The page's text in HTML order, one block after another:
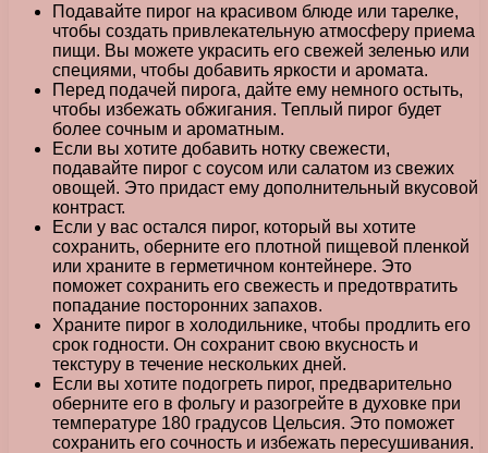
Подавайте пирог на красивом блюде или тарелке,
чтобы создать привлекательную атмосферу приема
пищи. Вы можете украсить его свежей зеленью или
специями, чтобы добавить яркости и аромата.
Перед подачей пирога, дайте ему немного остыть,
чтобы избежать обжигания. Теплый пирог будет
более сочным и ароматным.
Если вы хотите добавить нотку свежести,
подавайте пирог с соусом или салатом из свежих
овощей. Это придаст ему дополнительный вкусовой
контраст.
Если у вас остался пирог, который вы хотите
сохранить, оберните его плотной пищевой пленкой
или храните в герметичном контейнере. Это
поможет сохранить его свежесть и предотвратить
попадание посторонних запахов.
Храните пирог в холодильнике, чтобы продлить его
срок годности. Он сохранит свою вкусность и
текстуру в течение нескольких дней.
Если вы хотите подогреть пирог, предварительно
оберните его в фольгу и разогрейте в духовке при
температуре 180 градусов Цельсия. Это поможет
сохранить его сочность и избежать пересушивания.